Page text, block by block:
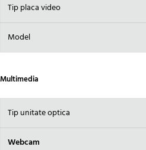
Tip placa video
Model
Multimedia
Tip unitate optica
Webcam